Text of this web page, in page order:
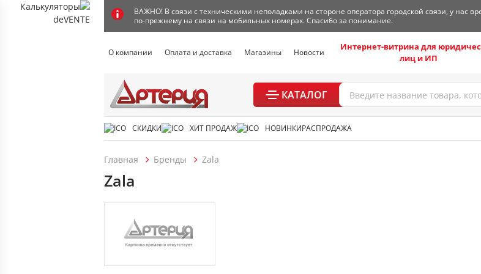
ВАЖНО! В связи с техническими неполадками на стороне оператора городской связи, у нас
по-прежнему на связи на мобильных номерах. Спасибо за понимание.
О компании Оплата и доставка Магазины Новости
Интернет-витрина для
лиц и ИП
КАТАЛОГ
СКИДКИ ХИТ ПРОДАЖ НОВИНКИРАСПРОДАЖА
Главная Бренды Zala
Zala